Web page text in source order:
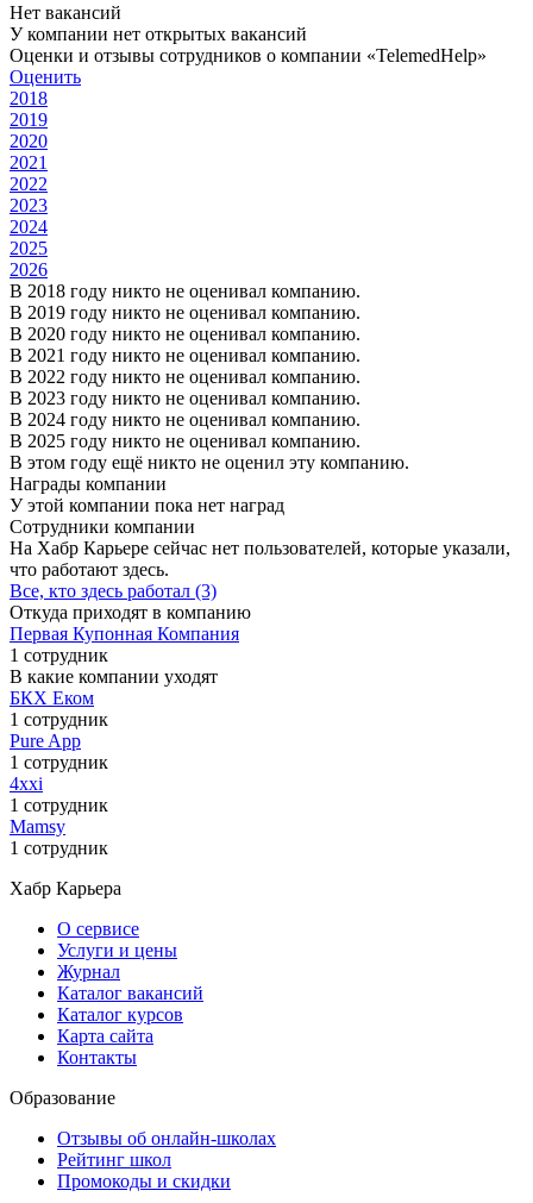
Нет вакансий
У компании нет открытых вакансий
Оценки и отзывы сотрудников о компании «TelemedHelp»
Оценить
2018
2019
2020
2021
2022
2023
2024
2025
2026
В 2018 году никто не оценивал компанию.
В 2019 году никто не оценивал компанию.
В 2020 году никто не оценивал компанию.
В 2021 году никто не оценивал компанию.
В 2022 году никто не оценивал компанию.
В 2023 году никто не оценивал компанию.
В 2024 году никто не оценивал компанию.
В 2025 году никто не оценивал компанию.
В этом году ещё никто не оценил эту компанию.
Награды компании
У этой компании пока нет наград
Сотрудники компании
На Хабр Карьере сейчас нет пользователей, которые указали,
что работают здесь.
Все, кто здесь работал (3)
Откуда приходят в компанию
Первая Купонная Компания
1 сотрудник
В какие компании уходят
БКХ Еком
1 сотрудник
Pure App
1 сотрудник
4xxi
1 сотрудник
Mamsy
1 сотрудник
Хабр Карьера
О сервисе
Услуги и цены
Журнал
Каталог вакансий
Каталог курсов
Карта сайта
Контакты
Образование
Отзывы об онлайн-школах
Рейтинг школ
Промокоды и скидки